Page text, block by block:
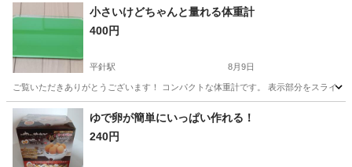
愛知 一宮市 玉ノ井駅
小さいけどちゃんと量れる体重計
400円
平針駅 8月9日
ご覧いただきありがとうございます！ コンパクトな体重計です。 表示部分を
愛知 名古屋市 平針駅 その他
ゆで卵が簡単にいっぱい作れる！
240円